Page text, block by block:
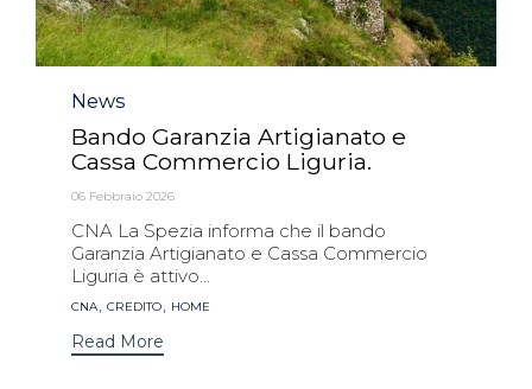
Category
News
Bando Garanzia Artigianato e
Cassa Commercio Liguria.
06 Febbraio 2026
CNA La Spezia informa che il bando
Garanzia Artigianato e Cassa Commercio
Liguria è attivo...
Tags
CNA, CREDITO, HOME
Read More